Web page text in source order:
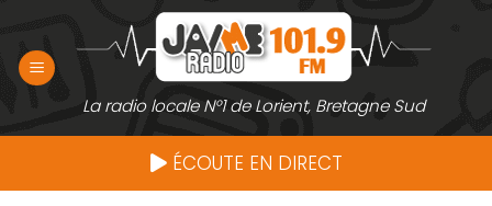
contenu
La radio locale N°1 de Lorient, Bretagne Sud
ÉCOUTE EN DIRECT